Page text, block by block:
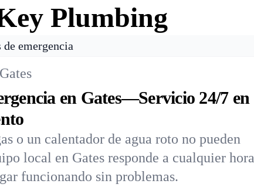
Plumbing
de emergencia
Gates
en Gates—Servicio 24/7 en
o un calentador de agua roto no pueden
local en Gates responde a cualquier hora
funcionando sin problemas.